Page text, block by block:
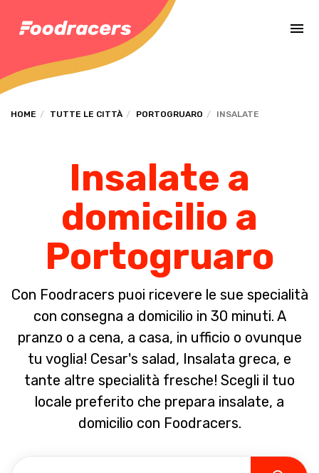
HOME TUTTE LE CITTÀ PORTOGRUARO INSALATE
Insalate a
domicilio a
Portogruaro
Con Foodracers puoi ricevere le sue specialità
con consegna a domicilio in 30 minuti. A
pranzo o a cena, a casa, in ufficio o ovunque
tu voglia! Cesar's salad, Insalata greca, e
tante altre specialità fresche! Scegli il tuo
locale preferito che prepara insalate, a
domicilio con Foodracers.